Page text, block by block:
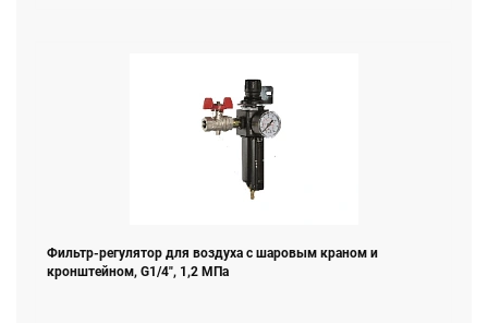
Фильтр-регулятор для воздуха с шаровым краном и
кронштейном, G1/4", 1,2 МПа